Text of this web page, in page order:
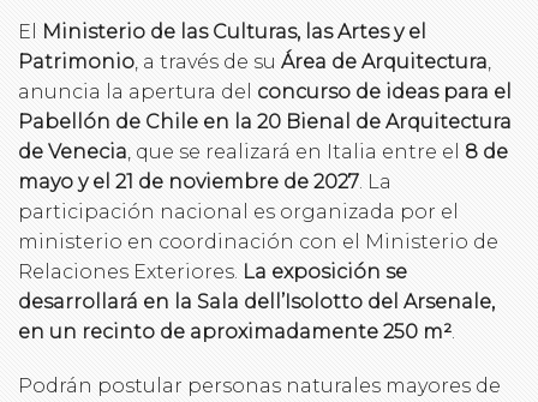
El
Ministerio de las Culturas, las Artes y el
Patrimonio, a través de su Área de Arquitectura,
anuncia la apertura del concurso de ideas para el
Pabellón de Chile en la 20 Bienal de Arquitectura
de Venecia, que se realizará en Italia entre el 8 de
mayo y el 21 de noviembre de 2027. La
participación nacional es organizada por el
ministerio en coordinación con el Ministerio de
Relaciones Exteriores. La exposición se
desarrollará en la Sala dell’Isolotto del Arsenale,
en un recinto de aproximadamente 250 m².
Podrán postular personas naturales mayores de